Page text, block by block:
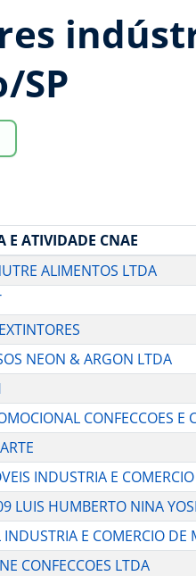
SP
E ATIVIDADE CNAE
ALIMENTOS LTDA
NEON & ARGON LTDA
CONFECCOES
INDUSTRIA E
LUIS HUMBERTO NINA
E COMERCIO DE
CONFECCOES LTDA